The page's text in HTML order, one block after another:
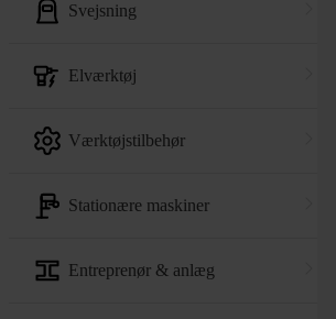
svejsning
elværktøj
værktøjstilbehør
stationære maskiner
entreprenør & anlæg